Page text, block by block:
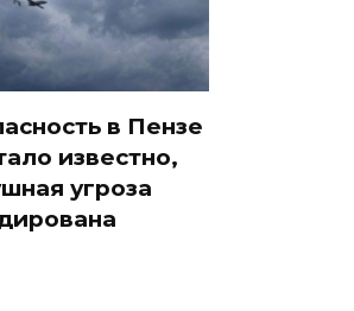
в Пензе
известно,
угроза